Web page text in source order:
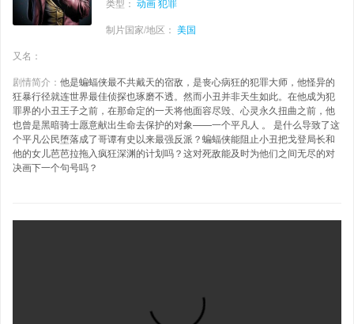
制片国家/地区： 美国
又名：
剧情简介： 他是蝙蝠侠最不共戴天的宿敌，是丧心病狂的犯罪大师，他怪异的
狂暴行径就连世界最佳侦探也琢磨不透。然而小丑并非天生如此。在他成为犯
罪界的小丑王子之前，在那命定的一天将他面容尽毁、心灵永久扭曲之前，他
也曾是黑暗骑士愿意献出生命去保护的对象——一个平凡人 。 是什么导致了这
个平凡公民堕落成了哥谭有史以来最强反派？蝙蝠侠能阻止小丑把戈登局长和
他的女儿芭芭拉拖入疯狂深渊的计划吗？这对死敌能及时为他们之间无尽的对
决画下一个句号吗？